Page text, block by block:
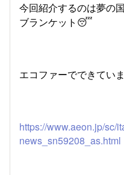
今回紹介するのは夢の
ブランケット😴
エコファーでできていま
https://www.aeon.jp/sc/
news_sn59208_as.html